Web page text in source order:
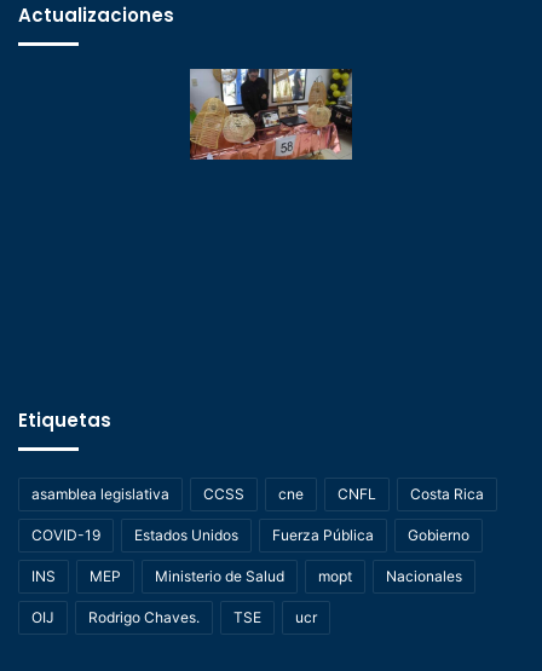
Actualizaciones
Etiquetas
asamblea legislativa CCSS cne CNFL Costa Rica
COVID-19 Estados Unidos Fuerza Pública Gobierno
INS MEP Ministerio de Salud mopt Nacionales
OIJ Rodrigo Chaves. TSE ucr